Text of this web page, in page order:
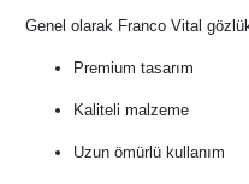
Genel olarak Franco Vital
Premium tasarım
Kaliteli malzeme
Uzun ömürlü kullanım